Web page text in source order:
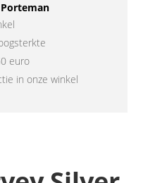
euro
in onze winkel